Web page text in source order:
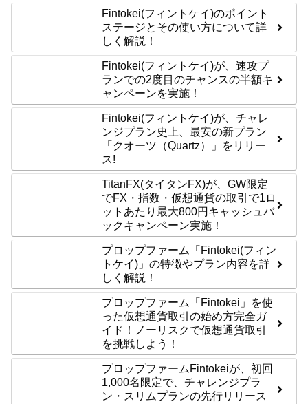
Fintokei(フィントケイ)のポイント
ステージとその使い方について詳
しく解説！
Fintokei(フィントケイ)が、速攻プ
ランでの2度目のチャンスの半額キ
ャンペーンを実施！
Fintokei(フィントケイ)が、チャレ
ンジプラン史上、最安の新プラン
「クオーツ（Quartz）」をリリー
ス!
TitanFX(タイタンFX)が、GW限定
でFX・指数・仮想通貨の取引で1ロ
ットあたり最大800円キャッシュバ
ックキャンペーン実施！
プロップファーム「Fintokei(フィン
トケイ)」の特徴やプラン内容を詳
しく解説！
プロップファーム「Fintokei」を使
った仮想通貨取引の始め方完全ガ
イド！ノーリスクで仮想通貨取引
を挑戦しよう！
プロップファームFintokeiが、初回
1,000名限定で、チャレンジプラ
ン・スリムプランの先行リリース